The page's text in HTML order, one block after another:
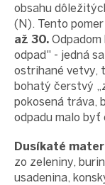
obsahu
(N). Tento
až 30.
odpad" - jedná
ostrihané vetvy,
bohatý čerstvý
pokosená tráva,
odpadu malo byť
Dusíkaté
zo zeleniny,
usadenina,